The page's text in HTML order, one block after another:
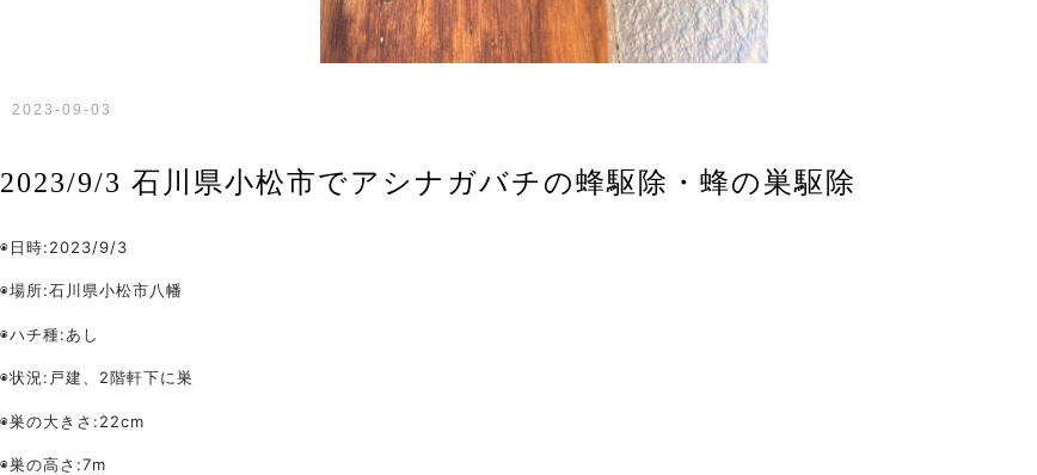
2023-09-03
2023/9/3 石川県小松市でアシナガバチの蜂駆除・蜂の巣駆除
◉日時:2023/9/3
◉場所:石川県小松市八幡
◉ハチ種:あし
◉状況:戸建、2階軒下に巣
◉巣の大きさ:22cm
◉巣の高さ:7m